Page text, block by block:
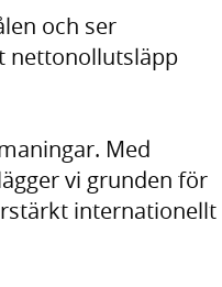
och ser
nettonollutsläpp
Med
vi grunden för
internationellt